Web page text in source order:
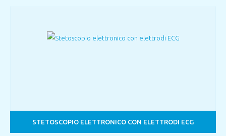
STETOSCOPIO ELETTRONICO CON ELETTRODI ECG